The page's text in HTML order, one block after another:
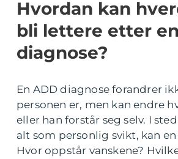
Hvordan kan
bli lettere etter
diagnose?
En ADD diagnose forandrer
personen er, men kan endre
eller han forstår seg selv. I
alt som personlig svikt, kan en
Hvor oppstår vanskene?